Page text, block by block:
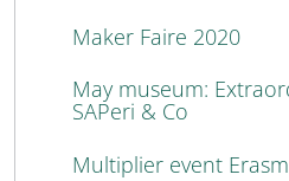
Maker Faire 2020
May museum:
SAPeri & Co
Multiplier event